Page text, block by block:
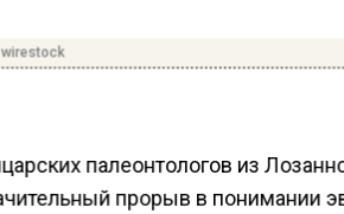
палеонтологов из
прорыв в понимании